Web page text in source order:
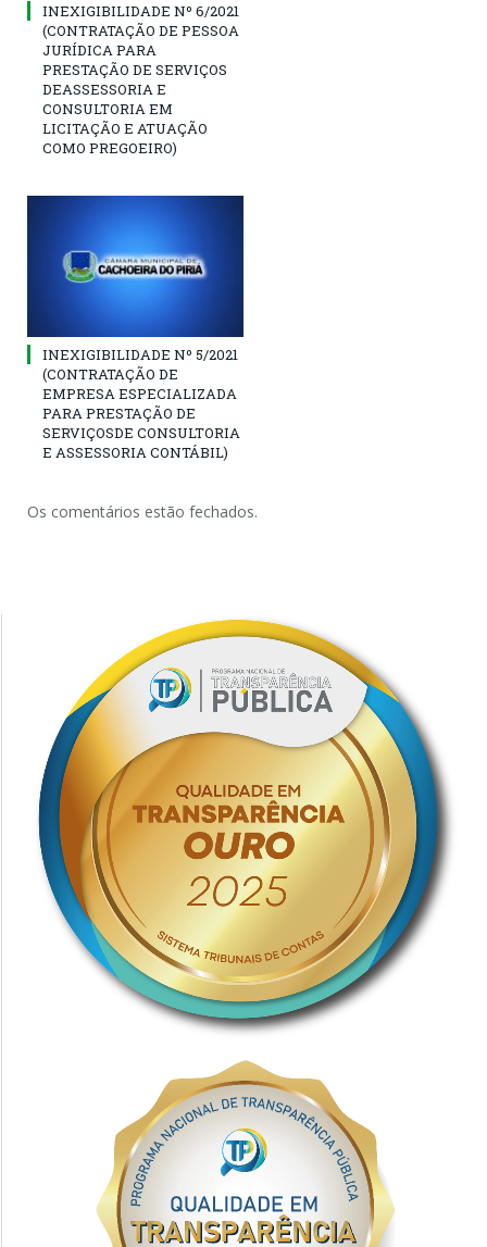
INEXIGIBILIDADE Nº 6/2021
(CONTRATAÇÃO DE PESSOA
JURÍDICA PARA
PRESTAÇÃO DE SERVIÇOS
DEASSESSORIA E
CONSULTORIA EM
LICITAÇÃO E ATUAÇÃO
COMO PREGOEIRO)
INEXIGIBILIDADE Nº 5/2021
(CONTRATAÇÃO DE
EMPRESA ESPECIALIZADA
PARA PRESTAÇÃO DE
SERVIÇOSDE CONSULTORIA
E ASSESSORIA CONTÁBIL)
Os comentários estão fechados.